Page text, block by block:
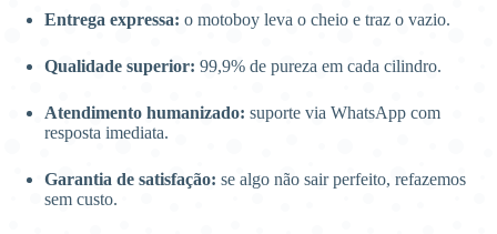
Entrega expressa: o motoboy leva o cheio e traz o vazio.
Qualidade superior: 99,9% de pureza em cada cilindro.
Atendimento humanizado: suporte via WhatsApp com
resposta imediata.
Garantia de satisfação: se algo não sair perfeito, refazemos
sem custo.